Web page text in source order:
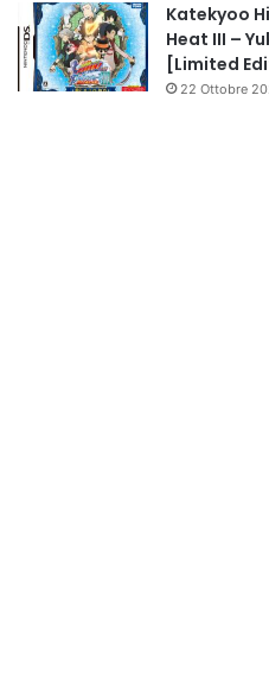
Katekyoo
Heat III –
[Limited
22 Ottobre